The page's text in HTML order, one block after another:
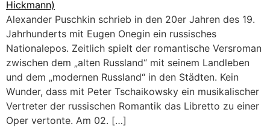
Alexander Puschkin schrieb in den 20er Jahren des 19.
Jahrhunderts mit Eugen Onegin ein russisches
Nationalepos. Zeitlich spielt der romantische Versroman
zwischen dem „alten Russland“ mit seinem Landleben
und dem „modernen Russland“ in den Städten. Kein
Wunder, dass mit Peter Tschaikowsky ein musikalischer
Vertreter der russischen Romantik das Libretto zu einer
Oper vertonte. Am 02. […]